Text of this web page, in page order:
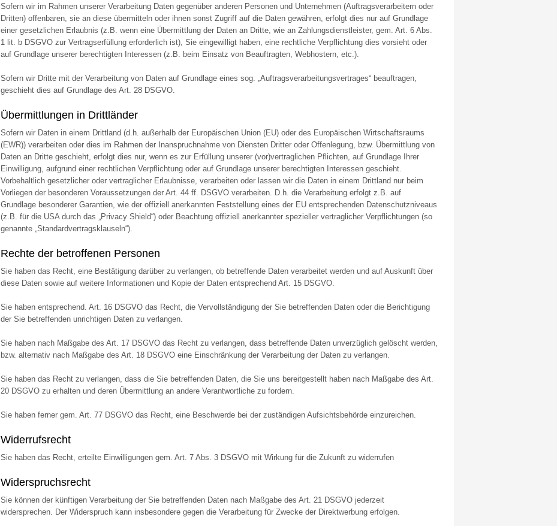
Sofern wir im Rahmen unserer Verarbeitung Daten gegenüber anderen Personen und Unternehmen (Auftragsverarbeitern oder
Dritten) offenbaren, sie an diese übermitteln oder ihnen sonst Zugriff auf die Daten gewähren, erfolgt dies nur auf Grundlage
einer gesetzlichen Erlaubnis (z.B. wenn eine Übermittlung der Daten an Dritte, wie an Zahlungsdienstleister, gem. Art. 6 Abs.
1 lit. b DSGVO zur Vertragserfüllung erforderlich ist), Sie eingewilligt haben, eine rechtliche Verpflichtung dies vorsieht oder
auf Grundlage unserer berechtigten Interessen (z.B. beim Einsatz von Beauftragten, Webhostern, etc.).
Sofern wir Dritte mit der Verarbeitung von Daten auf Grundlage eines sog. „Auftragsverarbeitungsvertrages“ beauftragen,
geschieht dies auf Grundlage des Art. 28 DSGVO.
Übermittlungen in Drittländer
Sofern wir Daten in einem Drittland (d.h. außerhalb der Europäischen Union (EU) oder des Europäischen Wirtschaftsraums
(EWR)) verarbeiten oder dies im Rahmen der Inanspruchnahme von Diensten Dritter oder Offenlegung, bzw. Übermittlung von
Daten an Dritte geschieht, erfolgt dies nur, wenn es zur Erfüllung unserer (vor)vertraglichen Pflichten, auf Grundlage Ihrer
Einwilligung, aufgrund einer rechtlichen Verpflichtung oder auf Grundlage unserer berechtigten Interessen geschieht.
Vorbehaltlich gesetzlicher oder vertraglicher Erlaubnisse, verarbeiten oder lassen wir die Daten in einem Drittland nur beim
Vorliegen der besonderen Voraussetzungen der Art. 44 ff. DSGVO verarbeiten. D.h. die Verarbeitung erfolgt z.B. auf
Grundlage besonderer Garantien, wie der offiziell anerkannten Feststellung eines der EU entsprechenden Datenschutzniveaus
(z.B. für die USA durch das „Privacy Shield“) oder Beachtung offiziell anerkannter spezieller vertraglicher Verpflichtungen (so
genannte „Standardvertragsklauseln“).
Rechte der betroffenen Personen
Sie haben das Recht, eine Bestätigung darüber zu verlangen, ob betreffende Daten verarbeitet werden und auf Auskunft über
diese Daten sowie auf weitere Informationen und Kopie der Daten entsprechend Art. 15 DSGVO.
Sie haben entsprechend. Art. 16 DSGVO das Recht, die Vervollständigung der Sie betreffenden Daten oder die Berichtigung
der Sie betreffenden unrichtigen Daten zu verlangen.
Sie haben nach Maßgabe des Art. 17 DSGVO das Recht zu verlangen, dass betreffende Daten unverzüglich gelöscht werden,
bzw. alternativ nach Maßgabe des Art. 18 DSGVO eine Einschränkung der Verarbeitung der Daten zu verlangen.
Sie haben das Recht zu verlangen, dass die Sie betreffenden Daten, die Sie uns bereitgestellt haben nach Maßgabe des Art.
20 DSGVO zu erhalten und deren Übermittlung an andere Verantwortliche zu fordern.
Sie haben ferner gem. Art. 77 DSGVO das Recht, eine Beschwerde bei der zuständigen Aufsichtsbehörde einzureichen.
Widerrufsrecht
Sie haben das Recht, erteilte Einwilligungen gem. Art. 7 Abs. 3 DSGVO mit Wirkung für die Zukunft zu widerrufen
Widerspruchsrecht
Sie können der künftigen Verarbeitung der Sie betreffenden Daten nach Maßgabe des Art. 21 DSGVO jederzeit
widersprechen. Der Widerspruch kann insbesondere gegen die Verarbeitung für Zwecke der Direktwerbung erfolgen.